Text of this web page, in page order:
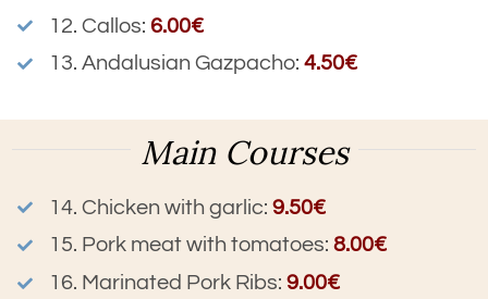
12. Callos: 6.00€
13. Andalusian Gazpacho: 4.50€
Main Courses
14. Chicken with garlic: 9.50€
15. Pork meat with tomatoes: 8.00€
16. Marinated Pork Ribs: 9.00€